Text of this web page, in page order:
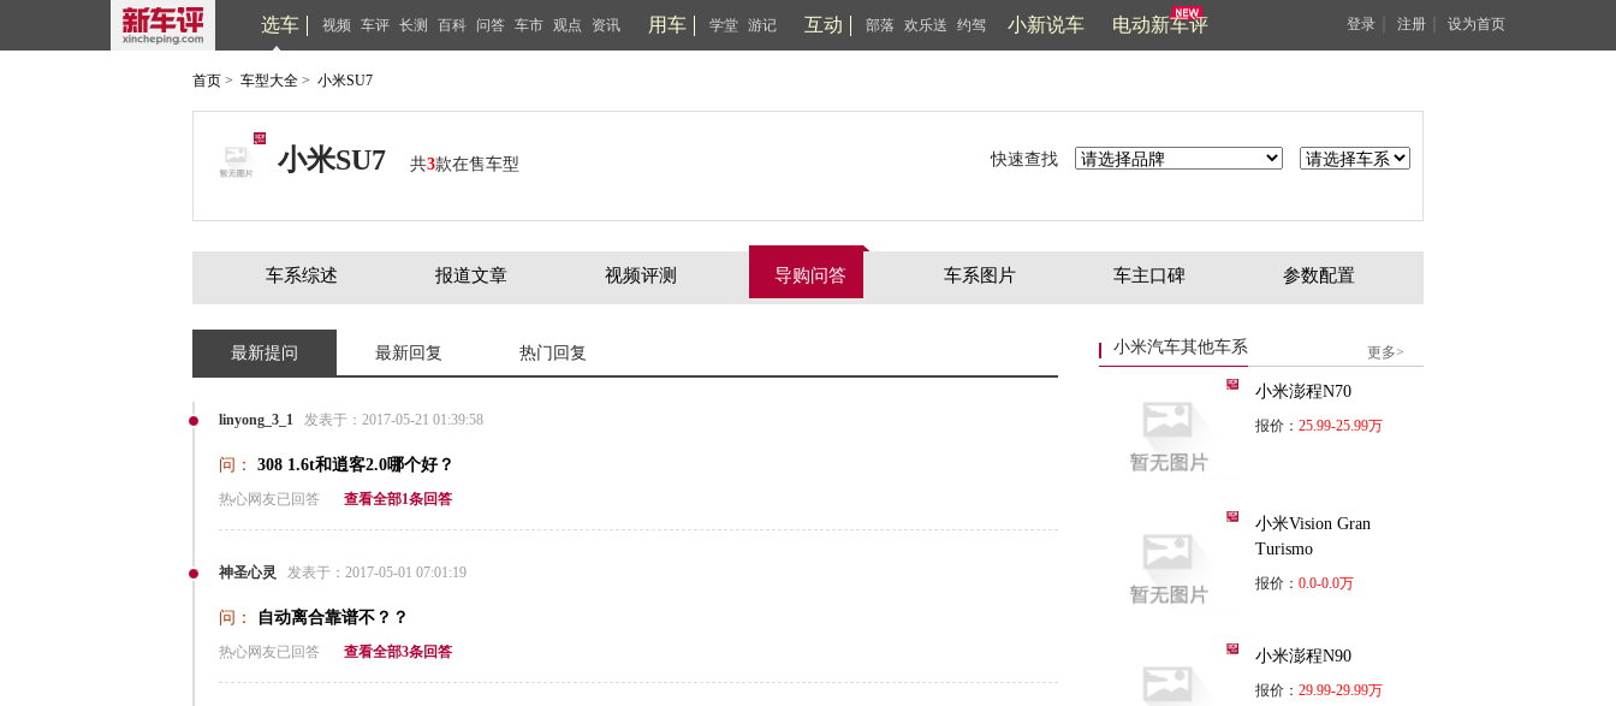
选车 视频 车评 长测 百科 问答 车市 观点 资讯 用车 学堂 游记 互动 部落 欢乐送 约驾 小新说车 电动新车评 登录 注册 设为首页
首页 > 车型大全 > 小米SU7
小米SU7 共3款在售车型 快速查找
车系综述 报道文章 视频评测 导购问答 车系图片 车主口碑 参数配置
最新提问 最新回复 热门回复
linyong_3_1 发表于：2017-05-21 01:39:58
问： 308 1.6t和逍客2.0哪个好？
热心网友已回答 查看全部1条回答
神圣心灵 发表于：2017-05-01 07:01:19
问： 自动离合靠谱不？？
热心网友已回答 查看全部3条回答
小米汽车其他车系 更多>
小米澎程N70
报价： 25.99-25.99万
小米Vision Gran
Turismo
报价： 0.0-0.0万
小米澎程N90
报价： 29.99-29.99万